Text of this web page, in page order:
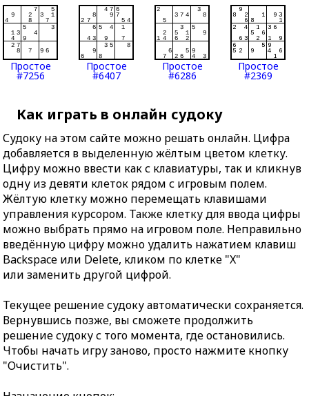
Простое
#7256
Простое
#6407
Простое
#6286
Простое
#2369
Как играть в онлайн судоку
Судоку на этом сайте можно решать онлайн. Цифра
добавляется в выделенную жёлтым цветом клетку.
Цифру можно ввести как с клавиатуры, так и кликнув
одну из девяти клеток рядом с игровым полем.
Жёлтую клетку можно перемещать клавишами
управления курсором. Также клетку для ввода цифры
можно выбрать прямо на игровом поле. Неправильно
введённую цифру можно удалить нажатием клавиш
Backspace или Delete, кликом по клетке "X"
или заменить другой цифрой.
Текущее решение судоку автоматически сохраняется.
Вернувшись позже, вы сможете продолжить
решение судоку с того момента, где остановились.
Чтобы начать игру заново, просто нажмите кнопку
"Очистить".